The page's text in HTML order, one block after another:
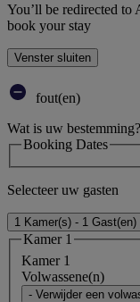
You’ll be redirected to
book your stay
Venster sluiten
fout(en)
Wat is uw bestemming?
Booking Dates
Selecteer uw gasten
1 Kamer(s) - 1 Gast(en)
Kamer 1
Kamer 1
Volwassene(n)
- Verwijder een